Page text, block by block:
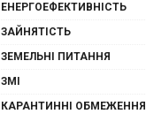
ЕНЕРГОЕФЕКТИВНІСТЬ
ЗАЙНЯТІСТЬ
ЗЕМЕЛЬНІ ПИТАННЯ
ЗМІ
КАРАНТИННІ ОБМЕЖЕННЯ